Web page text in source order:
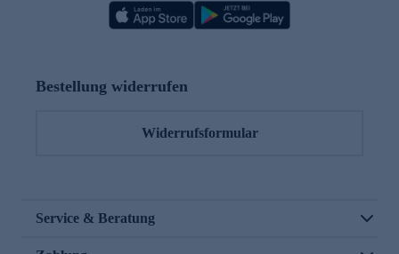
Bestellung widerrufen
Widerrufsformular
Service & Beratung